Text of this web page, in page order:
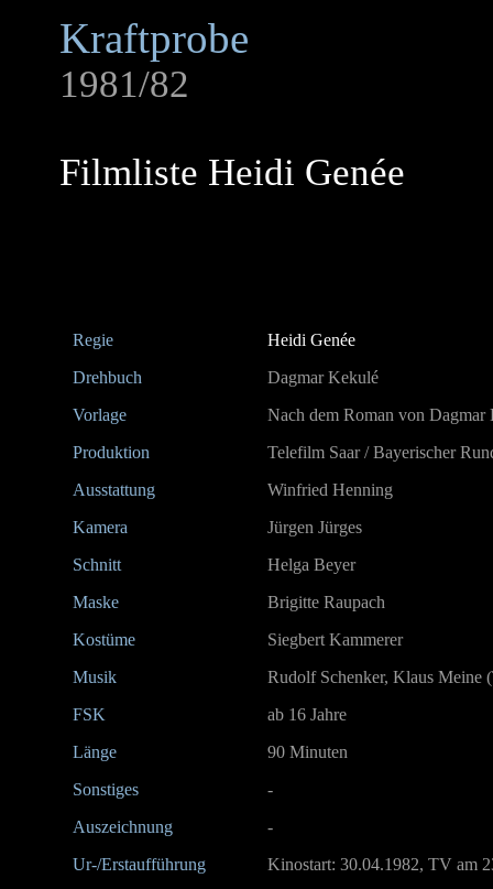
Kraftprobe
1981/82
Filmliste Heidi Genée
Regie
Heidi Genée
Drehbuch
Dagmar Kekulé
Vorlage
Nach dem Roman von
Produktion
Telefilm Saar / Bayerischer
Ausstattung
Winfried Henning
Kamera
Jürgen Jürges
Schnitt
Helga Beyer
Maske
Brigitte Raupach
Kostüme
Siegbert Kammerer
Musik
Rudolf Schenker, Klaus Meine
FSK
ab 16 Jahre
Länge
90 Minuten
Sonstiges
-
Auszeichnung
-
Ur-/Erstaufführung
Kinostart: 30.04.1982, TV am